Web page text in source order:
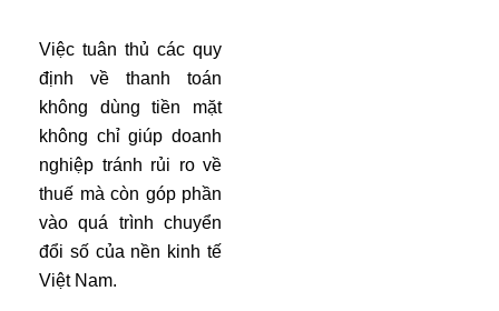
Việc tuân thủ các quy
định về thanh toán
không dùng tiền mặt
không chỉ giúp doanh
nghiệp tránh rủi ro về
thuế mà còn góp phần
vào quá trình chuyển
đổi số của nền kinh tế
Việt Nam.